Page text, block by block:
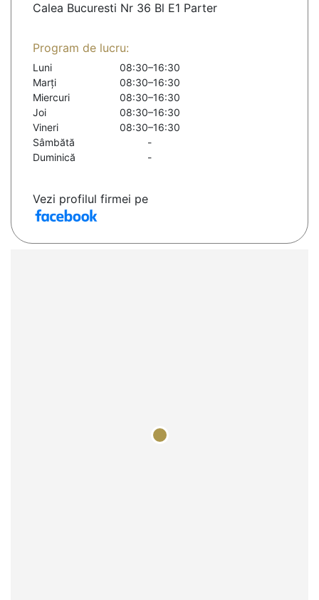
Calea Bucuresti Nr 36 Bl E1 Parter
Program de lucru:
Luni
08:30–16:30
Marți
08:30–16:30
Miercuri
08:30–16:30
Joi
08:30–16:30
Vineri
08:30–16:30
Sâmbătă
-
Duminică
-
Vezi profilul firmei pe